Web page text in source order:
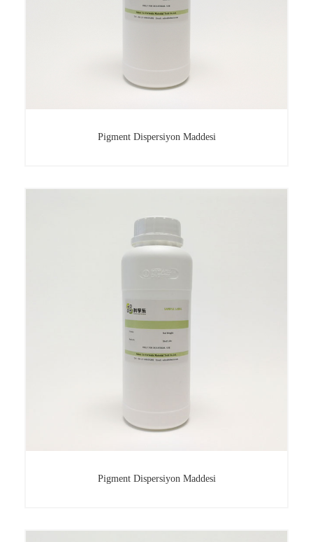
Pigment Dispersiyon Maddesi
Pigment Dispersiyon Maddesi
Pigment Dispersiyon Maddesi